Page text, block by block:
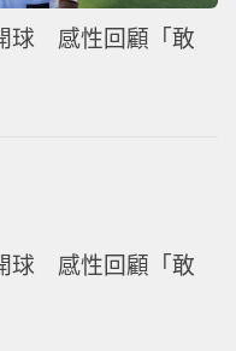
球 感性回顧「敢
球 感性回顧「敢